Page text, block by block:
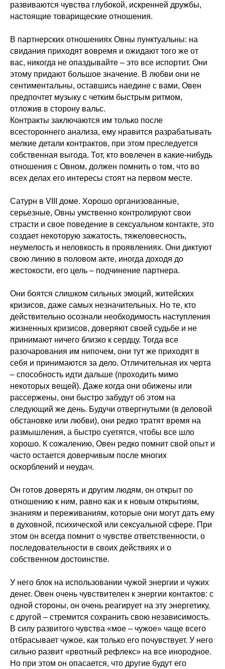
развиваются чувства глубокой, искренней дружбы,
настоящие товарищеские отношения.
В партнерских отношениях Овны пунктуальны: на
свидания приходят вовремя и ожидают того же от
вас, никогда не опаздывайте – это все испортит. Они
этому придают большое значение. В любви они не
сентиментальны, оставшись наедине с вами, Овен
предпочтет музыку с четким быстрым ритмом,
отложив в сторону вальс.
Контракты заключаются им только после
всестороннего анализа, ему нравится разрабатывать
мелкие детали контрактов, при этом преследуется
собственная выгода. Тот, кто вовлечен в какие-нибудь
отношения с Овном, должен помнить о том, что во
всех делах его интересы стоят на первом месте.
Сатурн в VIII доме. Хорошо организованные,
серьезные, Овны умственно контролируют свои
страсти и свое поведение в сексуальном контакте, это
создает некоторую зажатость, тяжеловесность,
неумелость и неловкость в проявлениях. Они диктуют
свою линию в половом акте, иногда доходя до
жестокости, его цель – подчинение партнера.
Они боятся слишком сильных эмоций, житейских
кризисов, даже самых незначительных. Но те, кто
действительно осознали необходимость наступления
жизненных кризисов, доверяют своей судьбе и не
принимают ничего близко к сердцу. Тогда все
разочарования им нипочем, они тут же приходят в
себя и принимаются за дело. Отличительная их черта
– способность идти дальше (проходить мимо
некоторых вещей). Даже когда они обижены или
рассержены, они быстро забудут об этом на
следующий же день. Будучи отвергнутыми (в деловой
обстановке или любви), они редко тратят время на
размышления, а быстро суетятся, чтобы все шло
хорошо. К сожалению, Овен редко помнит свой опыт и
часто остается доверчивым после многих
оскорблений и неудач.
Он готов доверять и другим людям, он открыт по
отношению к ним, равно как и к новым открытиям,
знаниям и переживаниям, которые они могут дать ему
в духовной, психической или сексуальной сфере. При
этом он всегда помнит о чувстве ответственности, о
последовательности в своих действиях и о
собственном достоинстве.
У него блок на использовании чужой энергии и чужих
денег. Овен очень чувствителен к энергии контактов: с
одной стороны, он очень реагирует на эту энергетику,
с другой – стремится сохранить свою независимость.
В силу развитого чувства «мое – чужое» чаще всего
отбрасывает чужое, как только его почувствует. У него
сильно развит «рвотный рефлекс» на все инородное.
Но при этом он опасается, что другие будут его